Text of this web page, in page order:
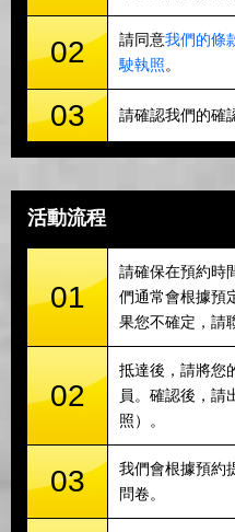
02 請同意我們的條
駛執照。
03 請確認我們的確
活動流程
01
請確保在預約時
們通常會根據預
果您不確定，請
02
抵達後，請將您
員。確認後，請
照）。
03
我們會根據預約
問卷。